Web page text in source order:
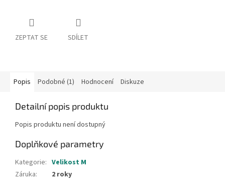
ZEPTAT SE SDÍLET
Popis Podobné (1) Hodnocení Diskuze
Detailní popis produktu
Popis produktu není dostupný
Doplňkové parametry
Kategorie: Velikost M
Záruka: 2 roky